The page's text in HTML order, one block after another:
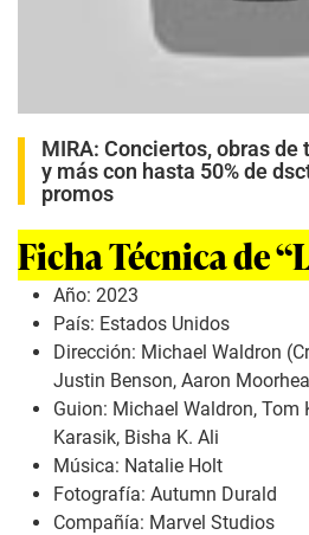
MIRA: Conciertos, obras de
y más con hasta 50% de
promos
Ficha Técnica de
Año: 2023
País: Estados Unidos
Dirección: Michael Waldron
Justin Benson, Aaron
Guion: Michael Waldron, Tom
Karasik, Bisha K. Ali
Música: Natalie Holt
Fotografía: Autumn Durald
Compañía: Marvel Studios